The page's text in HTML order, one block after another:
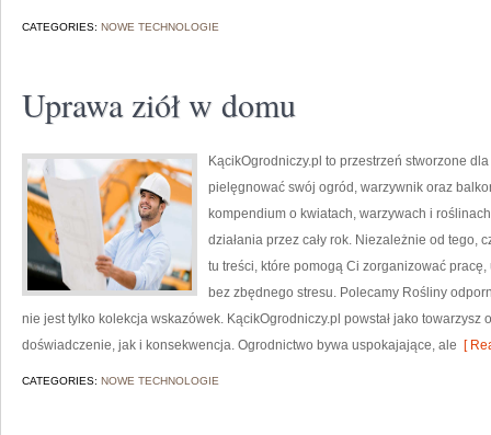
CATEGORIES: NOWE TECHNOLOGIE
Uprawa ziół w domu
KącikOgrodniczy.pl to przestrzeń stworzone
pielęgnować swój ogród, warzywnik oraz
kompendium o kwiatach, warzywach i
działania przez cały rok. Niezależnie od tego,
tu treści, które pomogą Ci zorganizować
bez zbędnego stresu. Polecamy Rośliny
nie jest tylko kolekcja wskazówek. KącikOgrodniczy.pl powstał jako towarzysz
doświadczenie, jak i konsekwencja. Ogrodnictwo bywa uspokajające, ale [
CATEGORIES: NOWE TECHNOLOGIE